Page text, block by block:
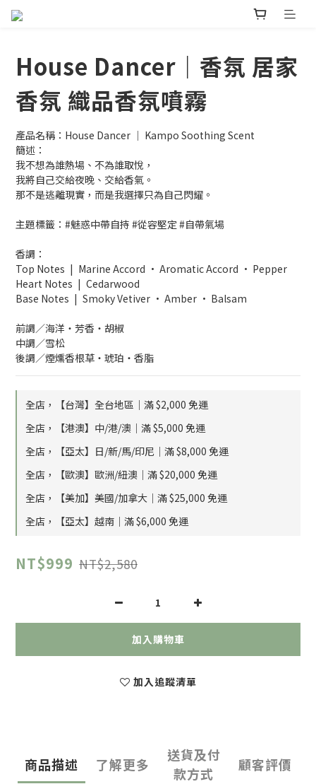
House Dancer｜香氛 居家
香氛 織品香氛噴霧
產品名稱：House Dancer │ Kampo Soothing Scent
簡述：
我不想為誰熱場、不為誰取悅，
我將自己交給夜晚、交給香氣。
那不是逃離現實，而是我選擇只為自己閃耀。
主題標籤：#魅惑中帶自持 #從容堅定 #自帶氣場
香調：
Top Notes | Marine Accord · Aromatic Accord · Pepper
Heart Notes | Cedarwood
Base Notes | Smoky Vetiver · Amber · Balsam
前調／海洋・芳香・胡椒
中調／雪松
後調／煙燻香根草・琥珀・香脂
全店，【台灣】全台地區｜滿 $2,000 免運
全店，【港澳】中/港/澳｜滿 $5,000 免運
全店，【亞太】日/新/馬/印尼｜滿 $8,000 免運
全店，【歐澳】歐洲/紐澳｜滿 $20,000 免運
全店，【美加】美國/加拿大｜滿 $25,000 免運
全店，【亞太】越南｜滿 $6,000 免運
NT$999 NT$2,580
加入購物車
加入追蹤清單
商品描述 了解更多
送貨及付
款方式
顧客評價